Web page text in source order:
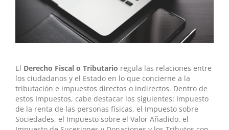
El Derecho Fiscal o Tributario regula las relaciones entre
los ciudadanos y el Estado en lo que concierne a la
tributación e impuestos directos o indirectos. Dentro de
estos Impuestos, cabe destacar los siguientes: Impuesto
de la renta de las personas físicas, el Impuesto sobre
Sociedades, el Impuesto sobre el Valor Añadido, el